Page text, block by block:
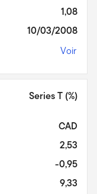
1,08
10/03/2008
Voir
Series T (%)
CAD
2,53
-0,95
9,33